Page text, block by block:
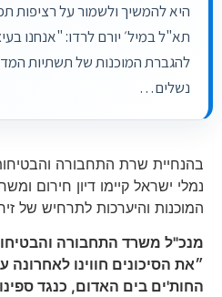
היא להמשיך ולשמור על רציפות
תא"ל במיל׳ יורם לרדו: "אנחנו
להגברת המוכנות של תשתיות
נשלים…
בהנחיית שרת התחבורה
נמלי ישראל קיימו דיון חירום
המוכנות והיערכות לתרחיש של
מנכ"ל משרד התחבורה
״את הסיכונים חווינו
החות'ים בים האדום, כנגד